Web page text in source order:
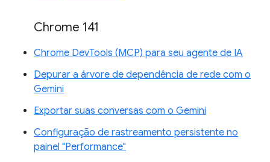
Chrome 141
Chrome DevTools (MCP) para seu agente de IA
Depurar a árvore de dependência de rede com o
Gemini
Exportar suas conversas com o Gemini
Configuração de rastreamento persistente no
painel "Performance"